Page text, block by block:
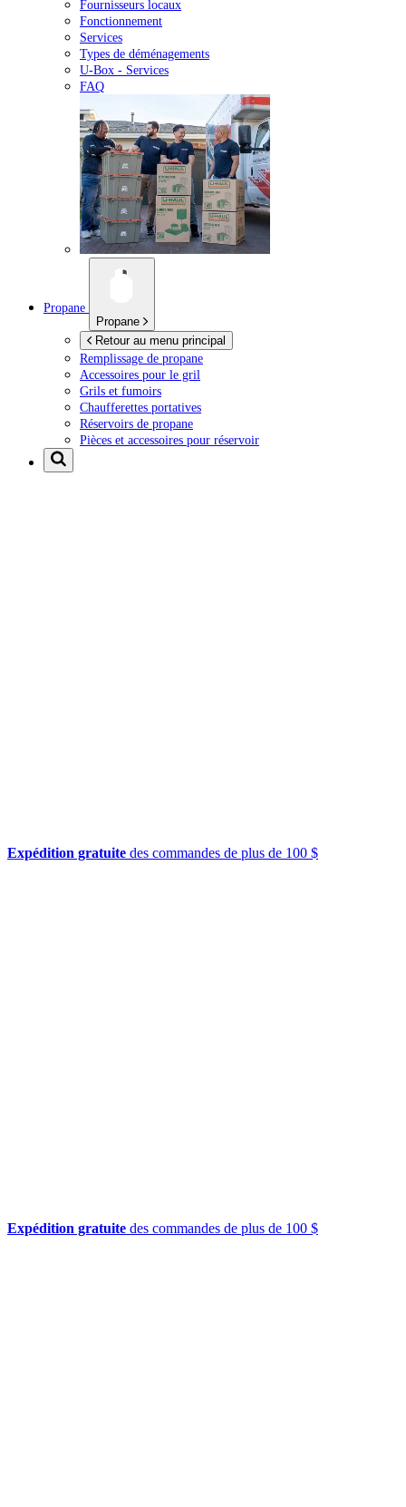
Fournisseurs locaux
Fonctionnement
Services
Types de déménagements
U-Box - Services
FAQ
Propane
Propane
Retour au menu principal
Remplissage de propane
Accessoires pour le gril
Grils et fumoirs
Chaufferettes portatives
Réservoirs de propane
Pièces et accessoires pour réservoir
Expédition gratuite des commandes de plus de 100 $
Expédition gratuite des commandes de plus de 100 $